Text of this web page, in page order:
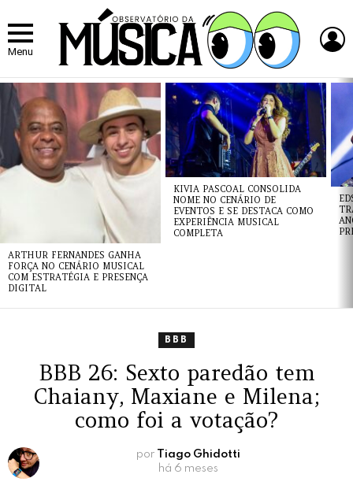
Menu
ÚLTIMAS
NOTÍCIAS
ARTHUR FERNANDES GANHA
FORÇA NO CENÁRIO MUSICAL
COM ESTRATÉGIA E PRESENÇA
DIGITAL
KIVIA PASCOAL CONSOLIDA
NOME NO CENÁRIO DE
EVENTOS E SE DESTACA COMO
EXPERIÊNCIA MUSICAL
COMPLETA
BBB
BBB 26: Sexto paredão tem
Chaiany, Maxiane e Milena;
como foi a votação?
por
Tiago Ghidotti
há 6 meses